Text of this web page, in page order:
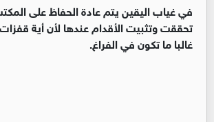
في غياب اليقين يتم عادة الحفاظ على
تحققت وتثبيت الأقدام عندها لأن أية
غالبا ما تكون في الفراغ.